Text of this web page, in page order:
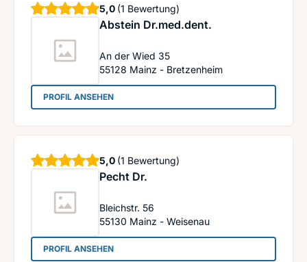
Abstein Dr.med.dent.
An der Wied 35
55128 Mainz - Bretzenheim
5,0 Sterne
(1 Bewertung)
PROFIL ANSEHEN: Abstein Dr.med.dent.
Pecht Dr.
Bleichstr. 56
55130 Mainz - Weisenau
5,0 Sterne
(1 Bewertung)
PROFIL ANSEHEN: Pecht Dr.